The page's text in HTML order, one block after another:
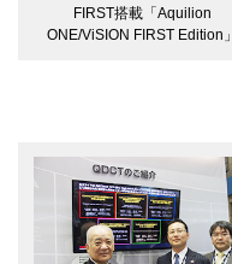
FIRST搭載「Aquilion
ONE/ViSION FIRST Edition」